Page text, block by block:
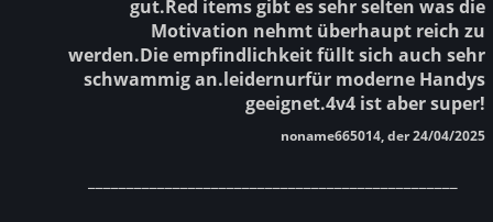
gut.Red items gibt es sehr selten was die
Motivation nehmt überhaupt reich zu
werden.Die empfindlichkeit füllt sich auch sehr
schwammig an.leidernurfür moderne Handys
geeignet.4v4 ist aber super!
noname665014, der 24/04/2025